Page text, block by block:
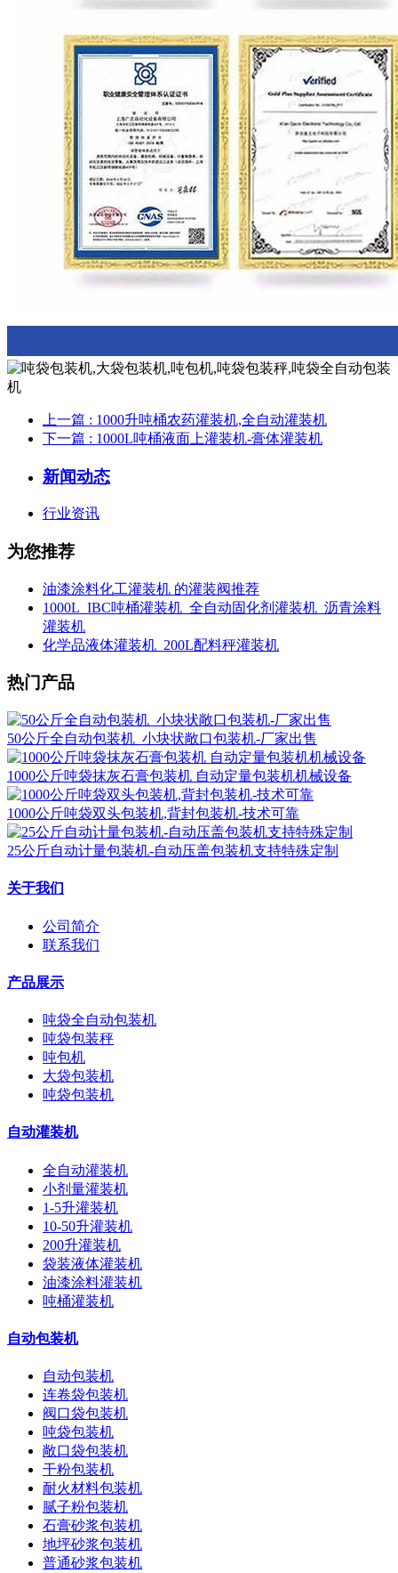
上一篇 : 1000升吨桶农药灌装机,全自动灌装机
下一篇 : 1000L吨桶液面上灌装机-膏体灌装机
新闻动态
行业资讯
为您推荐
油漆涂料化工灌装机 的灌装阀推荐
1000L_IBC吨桶灌装机_全自动固化剂灌装机_沥青涂料
灌装机
化学品液体灌装机_200L配料秤灌装机
热门产品
50公斤全自动包装机_小块状敞口包装机-厂家出售
1000公斤吨袋抹灰石膏包装机 自动定量包装机机械设备
1000公斤吨袋双头包装机,背封包装机-技术可靠
25公斤自动计量包装机-自动压盖包装机支持特殊定制
关于我们
公司简介
联系我们
产品展示
吨袋全自动包装机
吨袋包装秤
吨包机
大袋包装机
吨袋包装机
自动灌装机
全自动灌装机
小剂量灌装机
1-5升灌装机
10-50升灌装机
200升灌装机
袋装液体灌装机
油漆涂料灌装机
吨桶灌装机
自动包装机
自动包装机
连卷袋包装机
阀口袋包装机
吨袋包装机
敞口袋包装机
干粉包装机
耐火材料包装机
腻子粉包装机
石膏砂浆包装机
地坪砂浆包装机
普通砂浆包装机